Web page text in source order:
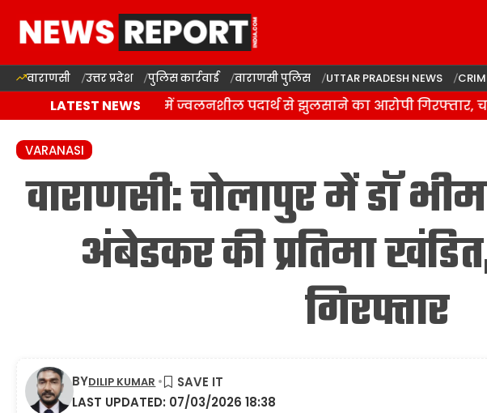
वाराणसी उत्तर प्रदेश पुलिस कार्रवाई वाराणसी पुलिस UTTAR PRADESH NEWS
LATEST NEWS
वाराणसी: राजातालाब में ज्वलनशील पदार्थ से झुलसाने का आरोपी गिरफ्तार,
VARANASI
वाराणसी: चोलापुर में डॉ
अंबेडकर की प्रतिमा
गिरफ्तार
LAST UPDATED: 07/03/2026 18:38
BYDILIP KUMAR